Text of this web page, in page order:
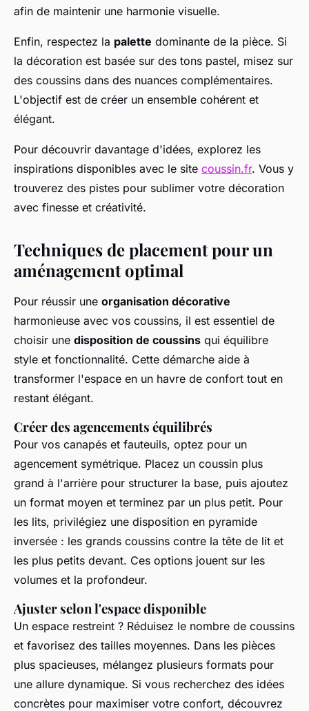
afin de maintenir une harmonie visuelle.
Enfin, respectez la palette dominante de la pièce. Si
la décoration est basée sur des tons pastel, misez sur
des coussins dans des nuances complémentaires.
L'objectif est de créer un ensemble cohérent et
élégant.
Pour découvrir davantage d'idées, explorez les
inspirations disponibles avec le site coussin.fr. Vous y
trouverez des pistes pour sublimer votre décoration
avec finesse et créativité.
Techniques de placement pour un
aménagement optimal
Pour réussir une organisation décorative
harmonieuse avec vos coussins, il est essentiel de
choisir une disposition de coussins qui équilibre
style et fonctionnalité. Cette démarche aide à
transformer l'espace en un havre de confort tout en
restant élégant.
Créer des agencements équilibrés
Pour vos canapés et fauteuils, optez pour un
agencement symétrique. Placez un coussin plus
grand à l'arrière pour structurer la base, puis ajoutez
un format moyen et terminez par un plus petit. Pour
les lits, privilégiez une disposition en pyramide
inversée : les grands coussins contre la tête de lit et
les plus petits devant. Ces options jouent sur les
volumes et la profondeur.
Ajuster selon l'espace disponible
Un espace restreint ? Réduisez le nombre de coussins
et favorisez des tailles moyennes. Dans les pièces
plus spacieuses, mélangez plusieurs formats pour
une allure dynamique. Si vous recherchez des idées
concrètes pour maximiser votre confort, découvrez